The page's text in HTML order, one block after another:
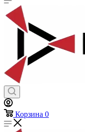
Корзина 0